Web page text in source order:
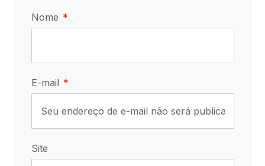
Nome
E-mail
Site